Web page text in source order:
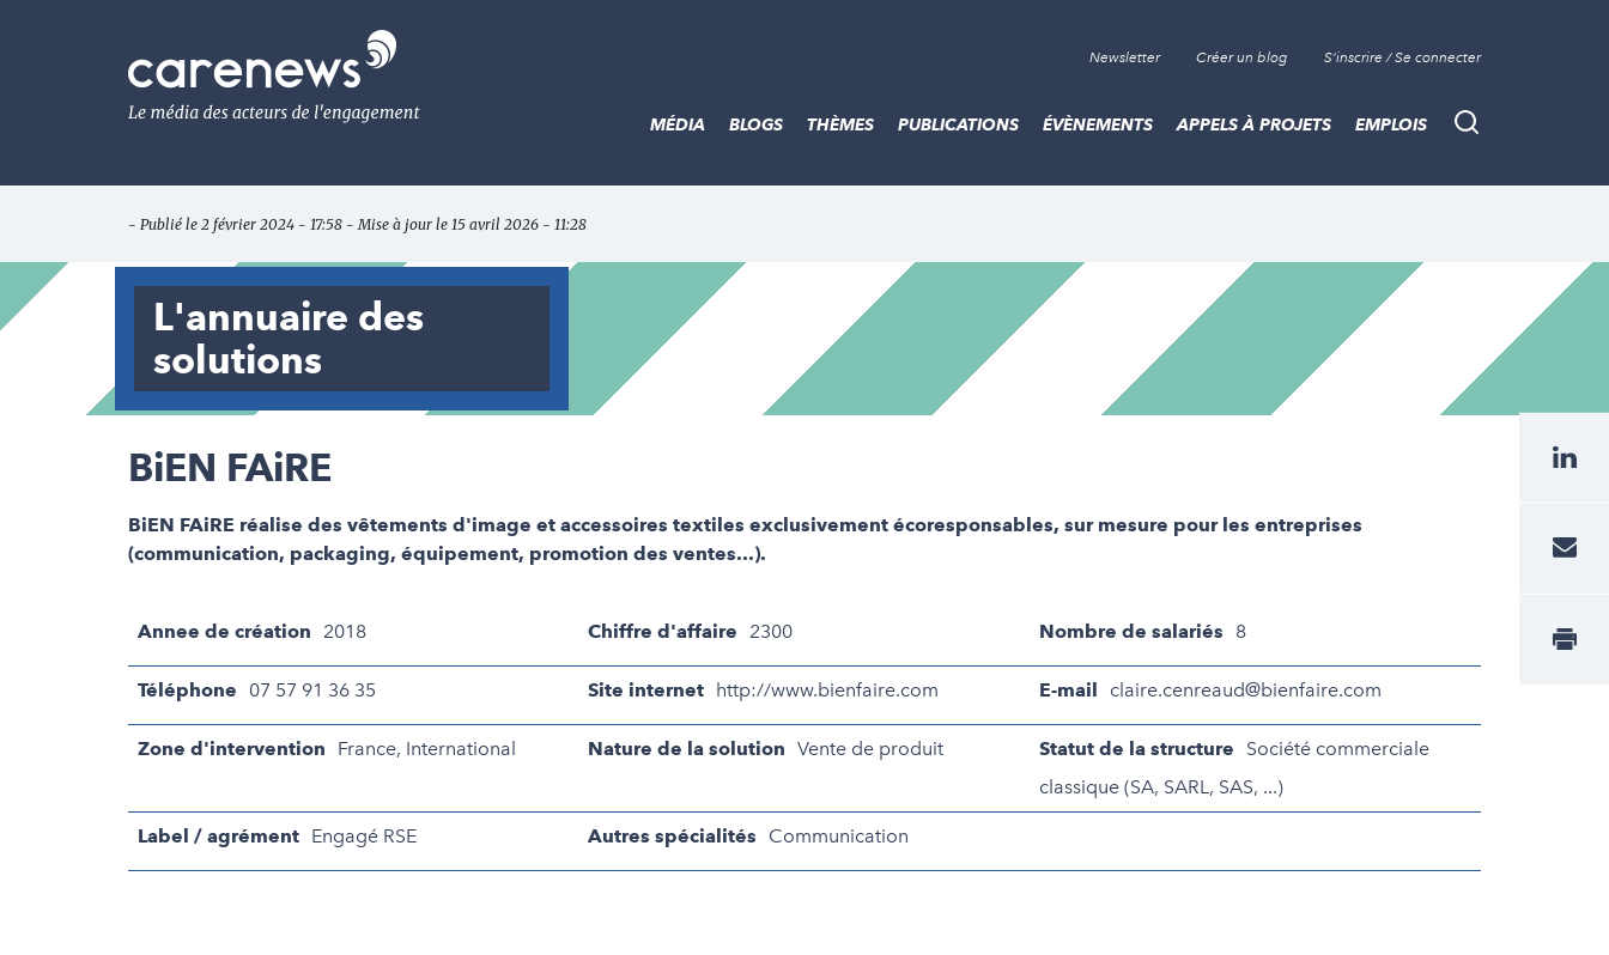
Le
média
de
l'engagement
Newsletter Créer un blog S'inscrire / Se connecter
Recherche
MÉDIA BLOGS THÈMES PUBLICATIONS ÉVÈNEMENTS APPELS À PROJETS EMPLOIS
- Publié le 2 février 2024 - 17:58 - Mise à jour le 15 avril 2026 - 11:28
L'annuaire des
solutions
BiEN FAiRE
BiEN FAiRE réalise des vêtements d'image et accessoires textiles exclusivement écoresponsables, sur mesure pour les entreprises
(communication, packaging, équipement, promotion des ventes...).
Annee de création 2018 Chiffre d'affaire 2300 Nombre de salariés 8
Téléphone 07 57 91 36 35 Site internet http://www.bienfaire.com E-mail claire.cenreaud@bienfaire.com
Zone d'intervention France, International Nature de la solution Vente de produit Statut de la structure
Société commerciale
classique (SA, SARL, SAS, ...)
Label / agrément Engagé RSE Autres spécialités Communication